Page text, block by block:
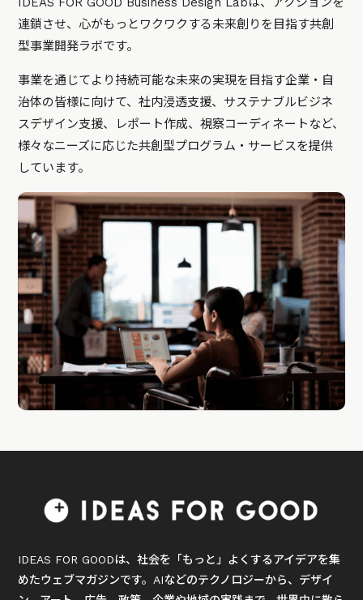
連鎖させ、心がもっとワクワクする未来創りを目指す共創
型事業開発ラボです。
事業を通じてより持続可能な未来の実現を目指す企業・自
治体の皆様に向けて、社内浸透支援、サステナブルビジネ
スデザイン支援、レポート作成、視察コーディネートなど、
様々なニーズに応じた共創型プログラム・サービスを提供
しています。
IDEAS FOR GOODは、社会を「もっと」よくするアイデアを集
めたウェブマガジンです。AIなどのテクノロジーから、デザイ